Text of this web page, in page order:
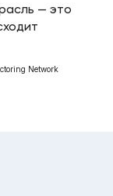
— это
Network